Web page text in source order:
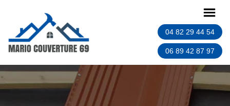
04 82 29 44 54
06 89 42 87 97